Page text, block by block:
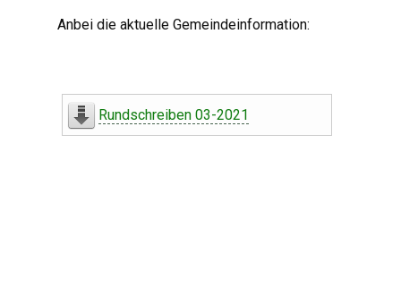
Anbei die aktuelle Gemeindeinformation:
Rundschreiben 03-2021